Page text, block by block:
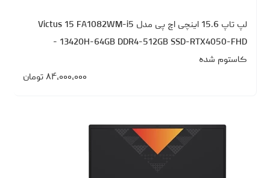
لپ تاپ 15.6 اینچی اچ‌ پی مدل Victus 15 FA1082WM-i5
13420H-64GB DDR4-512GB SSD-RTX4050-FHD -
کاستوم شده
۸۴،۰۰۰،۰۰۰ تومان